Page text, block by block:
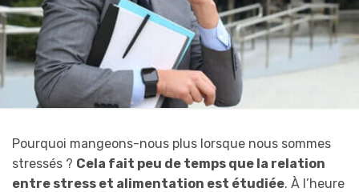
Pourquoi mangeons-nous plus lorsque nous sommes
stressés ? Cela fait peu de temps que la relation
entre stress et alimentation est étudiée. À l’heure